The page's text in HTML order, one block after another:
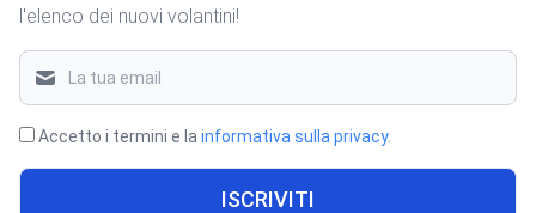
l'elenco dei nuovi volantini!
Accetto i termini e la informativa sulla privacy.
ISCRIVITI